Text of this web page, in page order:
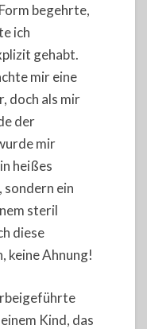
begehrte,
ich
gehabt.
mir eine
doch als mir
der
mir
heißes
ein
steril
diese
keine Ahnung!
Kind, das